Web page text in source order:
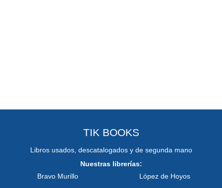
TIK BOOKS
Libros usados, descatalogados y de segunda mano
Nuestras librerías:
Bravo Murillo
López de Hoyos